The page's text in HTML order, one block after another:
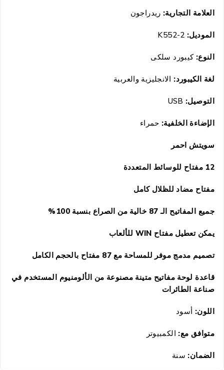
العلامة التجارية: ريدراجون
الموديل:K552-2
النوع: كيبورد سلكى
لغة الكيبورد: الانجليزية والعربية
التوصيل: USB
الإضاءة الخلفية: حمراء
سويتش احمر
12 مفتاح للوسائط المتعددة
مفتاح مضاد للظلال كامل
جميع المفاتيح الـ 87 خالية من الصراع بنسبة 100%
يمكن تعطيل مفتاح WINللألعاب
تصميم مدمج موفر للمساحة مع 87 مفتاح بالحجم الكامل
قاعدة لوحة مفاتيح متينة مصنوعة من الألومنيوم المستخدم في
صناعة الطائرات
اللون: أسود
متوافق مع: الكمبيوتر
الضمان:سنة